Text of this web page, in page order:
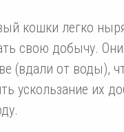
кошки легко
свою добычу.
(вдали от воды),
ускользание их